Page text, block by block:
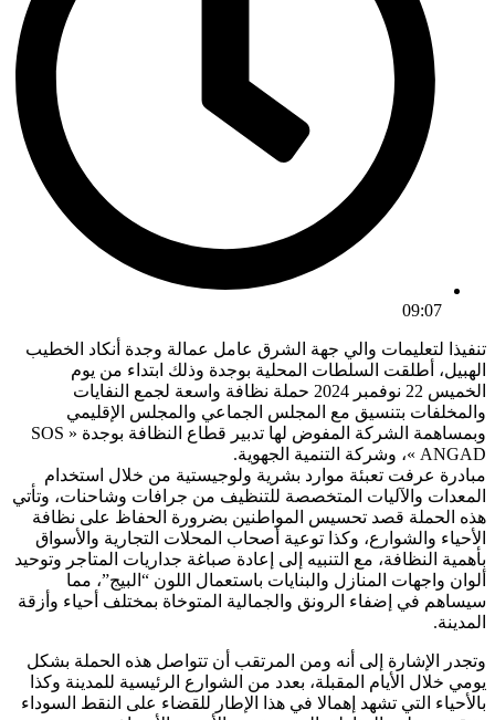
09:07
تنفيذا لتعليمات والي جهة الشرق عامل عمالة وجدة أنكاد الخطيب
الهبيل، أطلقت السلطات المحلية بوجدة وذلك ابتداء من يوم
الخميس 22 نوفمبر 2024 حملة نظافة واسعة لجمع النفايات
والمخلفات بتنسيق مع المجلس الجماعي والمجلس الإقليمي
وبمساهمة الشركة المفوض لها تدبير قطاع النظافة بوجدة « SOS
ANGAD »، وشركة التنمية الجهوية.
مبادرة عرفت تعبئة موارد بشرية ولوجيستية من خلال استخدام
المعدات والآليات المتخصصة للتنظيف من جرافات وشاحنات، وتأتي
هذه الحملة قصد تحسيس المواطنين بضرورة الحفاظ على نظافة
الأحياء والشوارع، وكذا توعية أصحاب المحلات التجارية والأسواق
بأهمية النظافة، مع التنبيه إلى إعادة صباغة جداريات المتاجر وتوحيد
ألوان واجهات المنازل والبنايات باستعمال اللون “البيج”، مما
سيساهم في إضفاء الرونق والجمالية المتوخاة بمختلف أحياء وأزقة
المدينة.
وتجدر الإشارة إلى أنه ومن المرتقب أن تتواصل هذه الحملة بشكل
يومي خلال الأيام المقبلة، بعدد من الشوارع الرئيسية للمدينة وكذا
بالأحياء التي تشهد إهمالا في هذا الإطار للقضاء على النقط السوداء